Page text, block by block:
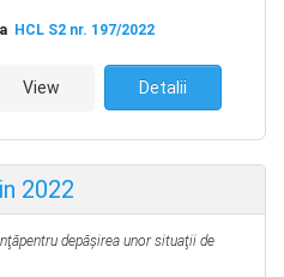
HCL S2 nr. 197/2022
View Detalii
2022
pentru depăşirea unor situaţii de